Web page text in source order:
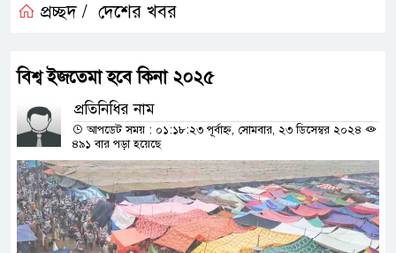
প্রচ্ছদ / দেশের খবর
বিশ্ব ইজতেমা হবে কিনা ২০২৫
প্রতিনিধির নাম
আপডেট সময় : ০১:১৮:২৩ পূর্বাহ্ন, সোমবার, ২৩ ডিসেম্বর ২০২৪
৪৯১ বার পড়া হয়েছে